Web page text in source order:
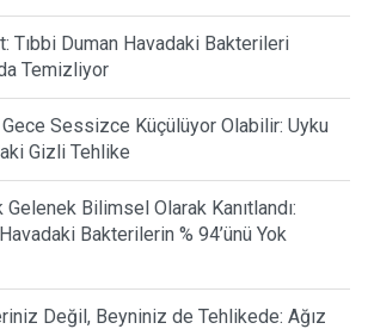
Tıbbi Duman Havadaki Bakterileri
Temizliyor
Sessizce Küçülüyor Olabilir: Uyku
Gizli Tehlike
Gelenek Bilimsel Olarak Kanıtlandı:
Bakterilerin % 94’ünü Yok
Değil, Beyniniz de Tehlikede: Ağız